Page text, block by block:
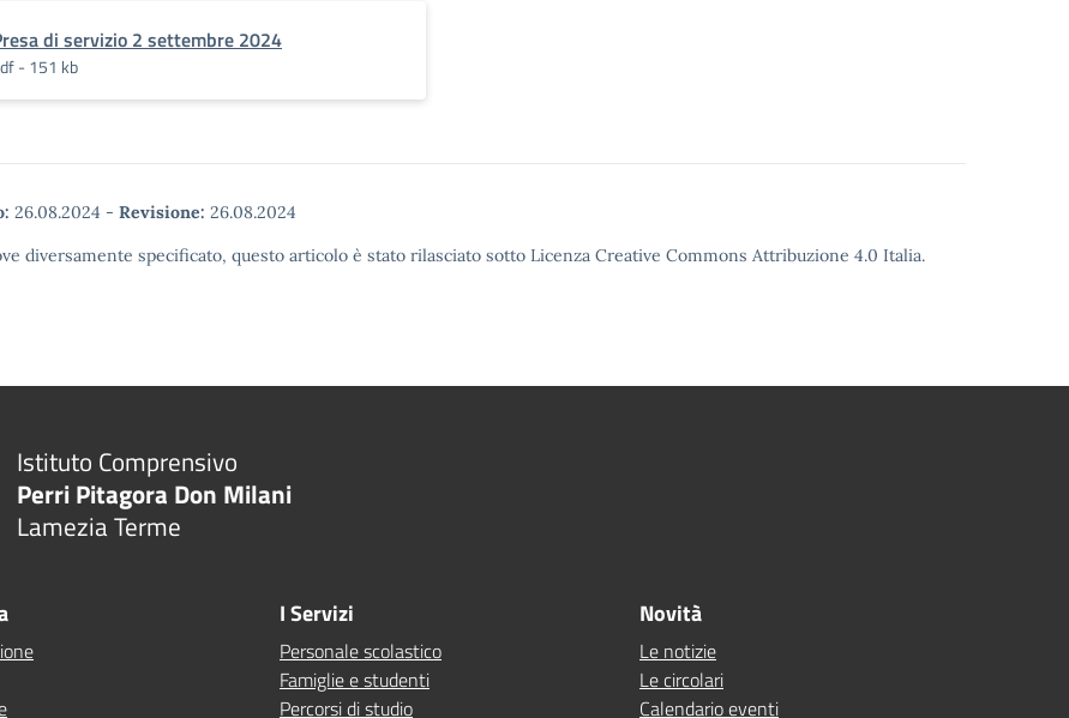
di servizio 2 settembre 2024
- 151 kb
26.08.2024 - Revisione: 26.08.2024
diversamente specificato, questo articolo è stato rilasciato sotto Licenza Creative Commons Attribuzione 4.0 Italia.
Istituto Comprensivo
Perri Pitagora Don Milani
Lamezia Terme
I Servizi
Personale scolastico
Famiglie e studenti
Percorsi di studio
Novità
Le notizie
Le circolari
Calendario eventi